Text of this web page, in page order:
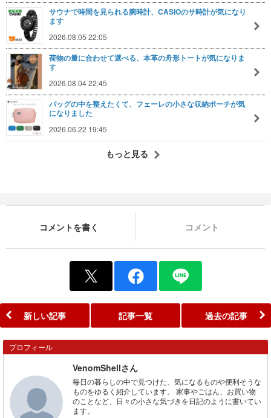
サウナで時間を見られる腕時計、CASIOのサ時計が気になり
ます
2026.08.05 22:05
荷物の量に合わせて選べる、本革の舟形トートが気になりま
す
2026.08.04 22:45
バッグの中を整えたくて、フェーレの小さな収納ポーチが気
になりました
2026.06.22 19:45
もっと見る
コメントを書く コメント
新しい記事 記事一覧 過去の記事
プロフィール
VenomShellさん
毎日の暮らしの中で見つけた、気になるものや便利そうな
ものをゆるく紹介しています。 家事やごはん、お買い物
のことなど、日々の小さな気づきを日記のように書いてい
ます。